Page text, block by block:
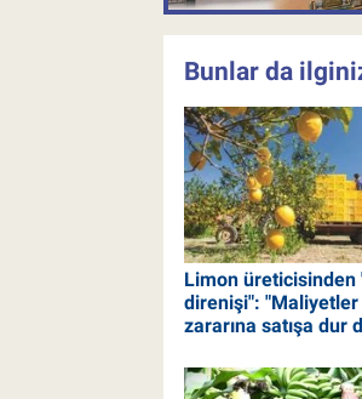
Bunlar da
Limon üreticisinden
direnişi": "Maliyetler
zararına satışa dur